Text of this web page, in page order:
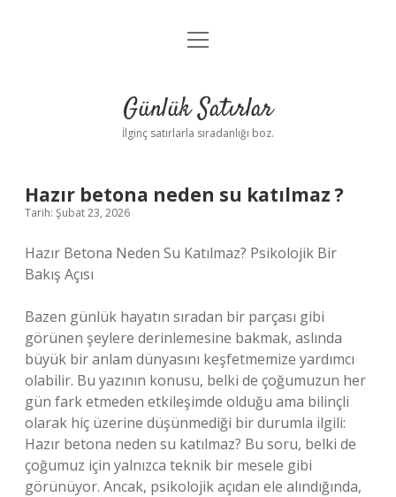
Anasayfa
Yasal Uyarı
menüyü
Günlük Satırlar
İlginç satırlarla sıradanlığı boz.
Hazır betona neden su katılmaz ?
Tarih: Şubat 23, 2026
Hazır Betona Neden Su Katılmaz? Psikolojik Bir
Bakış Açısı
Bazen günlük hayatın sıradan bir parçası gibi
görünen şeylere derinlemesine bakmak, aslında
büyük bir anlam dünyasını keşfetmemize yardımcı
olabilir. Bu yazının konusu, belki de çoğumuzun her
gün fark etmeden etkileşimde olduğu ama bilinçli
olarak hiç üzerine düşünmediği bir durumla ilgili:
Hazır betona neden su katılmaz? Bu soru, belki de
çoğumuz için yalnızca teknik bir mesele gibi
görünüyor. Ancak, psikolojik açıdan ele alındığında,